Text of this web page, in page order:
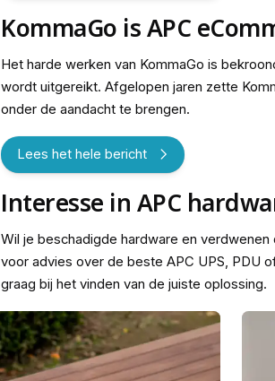
KommaGo is APC
Het harde werken van KommaGo is
wordt uitgereikt. Afgelopen jaren zette
onder de aandacht te brengen.
Lees het hele bericht
Interesse in APC
Wil je beschadigde hardware en
voor advies over de beste APC UPS, PDU
graag bij het vinden van de juiste oplossing.